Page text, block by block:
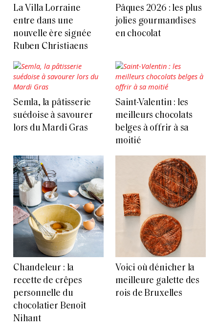
La Villa Lorraine
entre dans une
nouvelle ère signée
Ruben Christiaens
Pâques 2026 : les plus
jolies gourmandises
en chocolat
Semla, la pâtisserie
suédoise à savourer
lors du Mardi Gras
Saint-Valentin : les
meilleurs chocolats
belges à offrir à sa
moitié
Chandeleur : la
recette de crêpes
personnelle du
chocolatier Benoît
Nihant
Voici où dénicher la
meilleure galette des
rois de Bruxelles